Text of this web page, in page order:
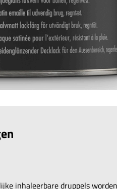
inhaleerbare druppels worden